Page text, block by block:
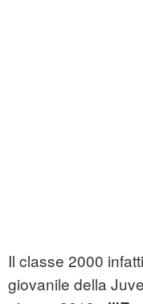
Il classe 2000
giovanile della